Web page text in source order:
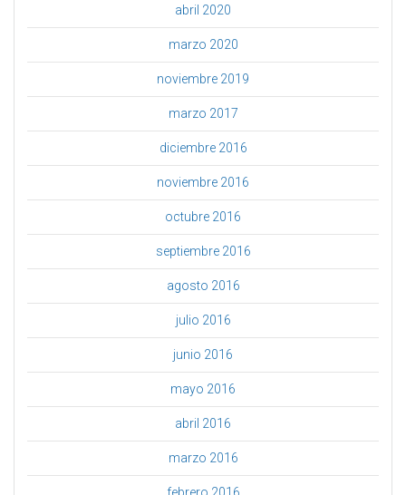
abril 2020
marzo 2020
noviembre 2019
marzo 2017
diciembre 2016
noviembre 2016
octubre 2016
septiembre 2016
agosto 2016
julio 2016
junio 2016
mayo 2016
abril 2016
marzo 2016